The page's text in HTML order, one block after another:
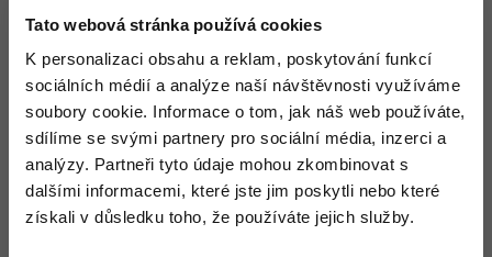
Tato webová stránka používá cookies
K personalizaci obsahu a reklam, poskytování funkcí
sociálních médií a analýze naší návštěvnosti využíváme
soubory cookie. Informace o tom, jak náš web používáte,
sdílíme se svými partnery pro sociální média, inzerci a
analýzy. Partneři tyto údaje mohou zkombinovat s
dalšími informacemi, které jste jim poskytli nebo které
získali v důsledku toho, že používáte jejich služby.
         */
byte[] original =
                .getBytes(
"UTF-8")));
        System.out
                .println(
"Decoded end
                        +
new String(original,
// ------------------------------ POMOCNÉ
* Converts bytes to String of hexadecimal